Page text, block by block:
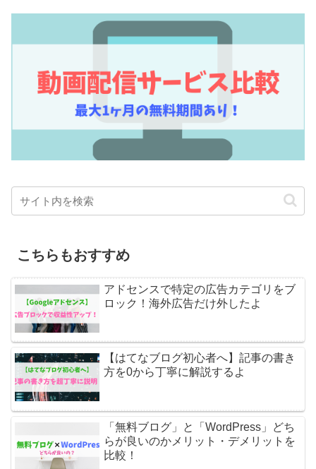
こちらもおすすめ
アドセンスで特定の広告カテゴリをブ
ロック！海外広告だけ外したよ
【はてなブログ初心者へ】記事の書き
方を0から丁寧に解説するよ
「無料ブログ」と「WordPress」どち
らが良いのかメリット・デメリットを
比較！